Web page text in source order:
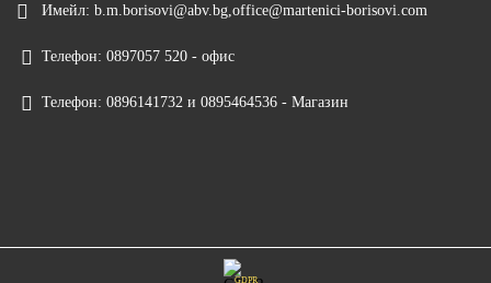
Имейл: b.m.borisovi@abv.bg,office@martenici-borisovi.com
Телефон: 0897057 520 - офис
Телефон: 0896141732 и 0895464536 - Магазин
GDPR